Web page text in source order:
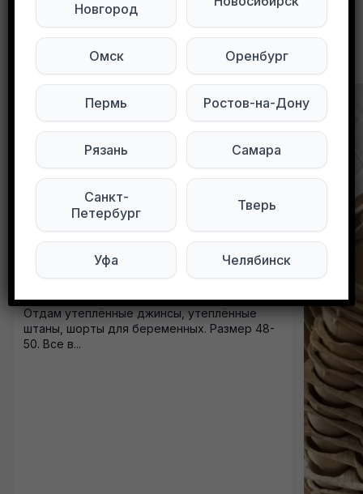
Другие объявления в этом городе
Отдам утеплённые джинсы, утеплённые
штаны, шорты для беременных. Размер 48-
50. Все в...
Новгород
Омск Оренбург
Пермь Ростов-на-Дону
Рязань Самара
Санкт-
Петербург
Тверь
Уфа Челябинск